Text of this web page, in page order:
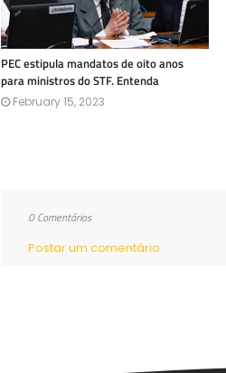
PEC estipula mandatos de oito anos
para ministros do STF. Entenda
February 15, 2023
0 Comentários
Postar um comentário